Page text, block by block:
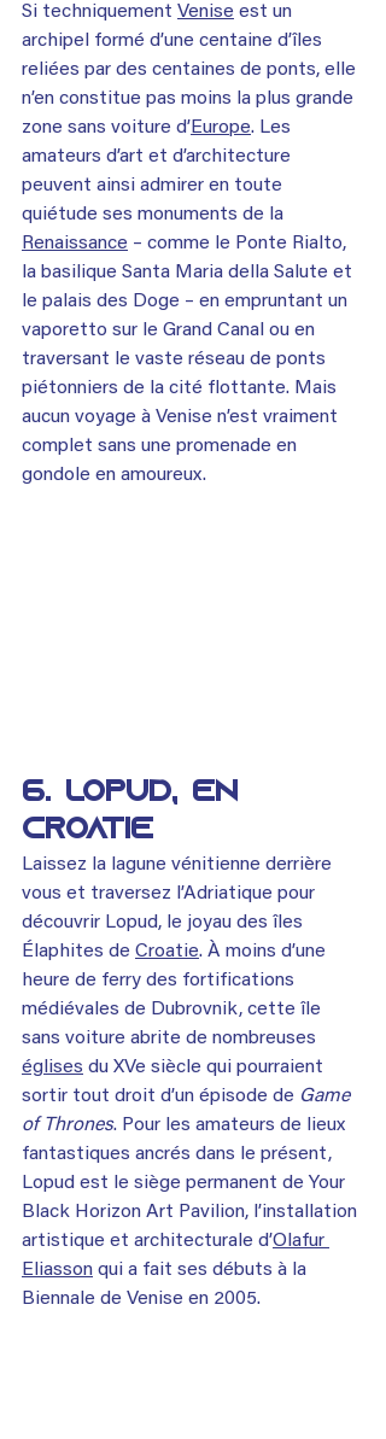
Si techniquement Venise est un
archipel formé d’une centaine d’îles
reliées par des centaines de ponts, elle
n’en constitue pas moins la plus grande
zone sans voiture d’Europe. Les
amateurs d’art et d’architecture
peuvent ainsi admirer en toute
quiétude ses monuments de la
Renaissance – comme le Ponte Rialto,
la basilique Santa Maria della Salute et
le palais des Doge – en empruntant un
vaporetto sur le Grand Canal ou en
traversant le vaste réseau de ponts
piétonniers de la cité flottante. Mais
aucun voyage à Venise n’est vraiment
complet sans une promenade en
gondole en amoureux.
6. Lopud, en
Croatie
Laissez la lagune vénitienne derrière
vous et traversez l’Adriatique pour
découvrir Lopud, le joyau des îles
Élaphites de Croatie. À moins d’une
heure de ferry des fortifications
médiévales de Dubrovnik, cette île
sans voiture abrite de nombreuses
églises du XVe siècle qui pourraient
sortir tout droit d’un épisode de Game
of Thrones. Pour les amateurs de lieux
fantastiques ancrés dans le présent,
Lopud est le siège permanent de Your
Black Horizon Art Pavilion, l’installation
artistique et architecturale d’Olafur
Eliasson qui a fait ses débuts à la
Biennale de Venise en 2005.